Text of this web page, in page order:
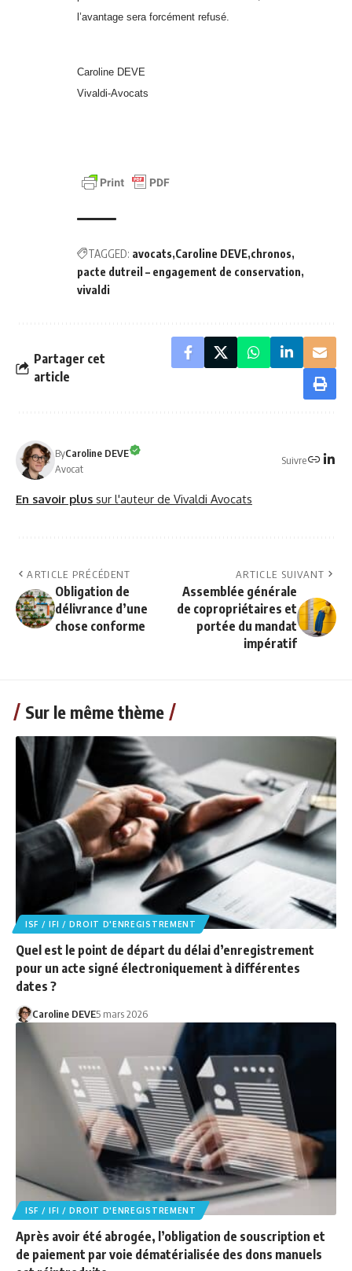
l’avantage sera forcément refusé.
Caroline DEVE
Vivaldi-Avocats
TAGGED: avocats Caroline DEVE chronos
pacte dutreil – engagement de conservation
vivaldi
Partager cet
article
ByCaroline DEVE
Avocat
Suivre
En savoir plus sur l'auteur de Vivaldi Avocats
ARTICLE PRÉCÉDENT
Obligation de
délivrance d’une
chose conforme
ARTICLE SUIVANT
Assemblée générale
de copropriétaires et
portée du mandat
impératif
Sur le même thème
ISF / IFI / DROIT D'ENREGISTREMENT
Quel est le point de départ du délai d’enregistrement
pour un acte signé électroniquement à différentes
dates ?
Caroline DEVE5 mars 2026
ISF / IFI / DROIT D'ENREGISTREMENT
Après avoir été abrogée, l’obligation de souscription et
de paiement par voie dématérialisée des dons manuels